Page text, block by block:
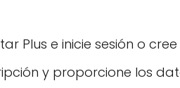
Plus e inicie sesión o
y proporcione los